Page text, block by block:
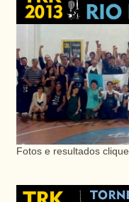
Fotos e resultados clique